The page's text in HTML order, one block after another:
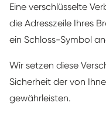
Eine verschlüsselte
die Adresszeile Ihres
ein Schloss-Symbol
Wir setzen diese
Sicherheit der von
gewährleisten.